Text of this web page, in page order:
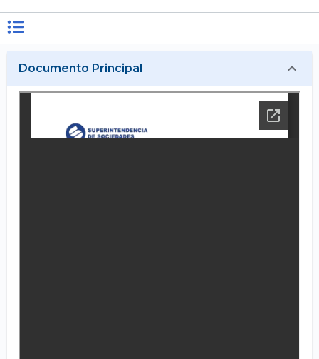
Documento Principal